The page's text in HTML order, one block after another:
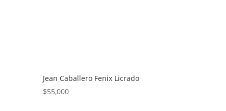
Jean Caballero Fenix Licrado
$55,000